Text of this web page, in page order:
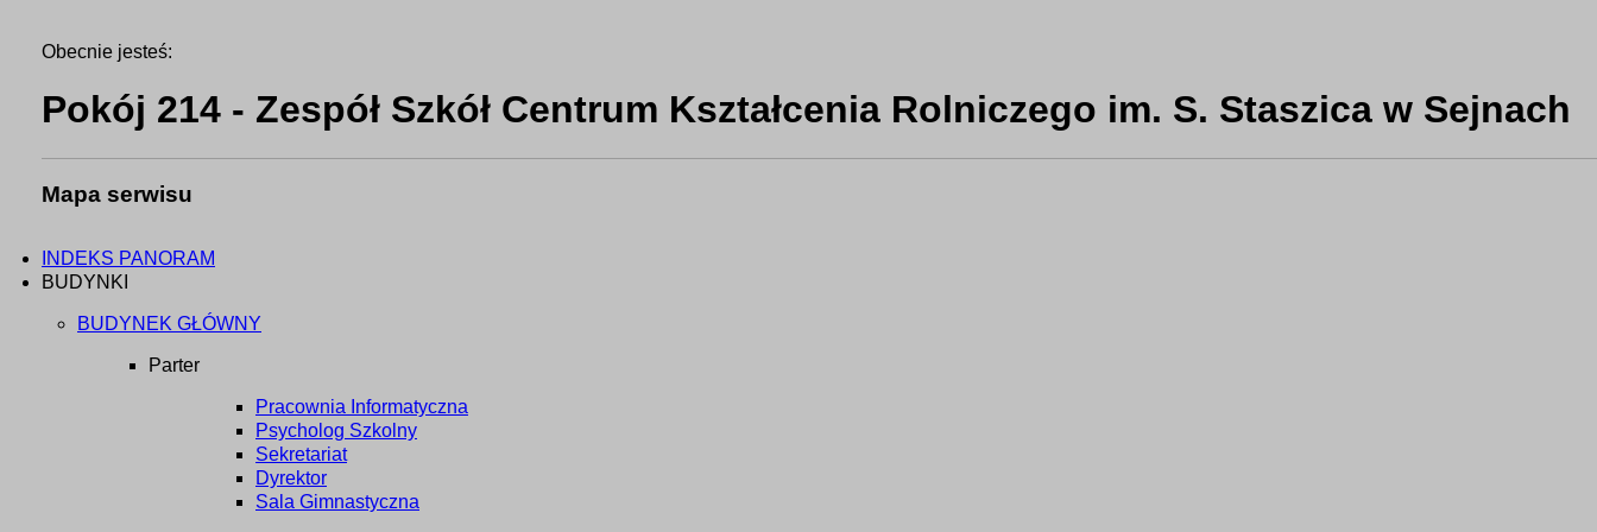
Obecnie jesteś:
Pokój 214 - Zespół Szkół Centrum Kształcenia Rolniczego im. S. Staszica w Sejnach
Mapa serwisu
INDEKS PANORAM
BUDYNKI
BUDYNEK GŁÓWNY
Parter
Pracownia Informatyczna
Psycholog Szkolny
Sekretariat
Dyrektor
Sala Gimnastyczna